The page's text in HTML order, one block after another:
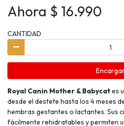
Ahora $ 16.990
CANTIDAD
Royal Canin Mother & Babycates
desde el destete hasta los 4 meses
hembras gestantes o lactantes. Sus
fácilmente rehidratables y permiten